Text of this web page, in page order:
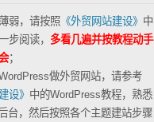
弱，请按照 《外贸网站建设》 中
步阅读， 多看几遍并按教程动手
；
做外贸网站，请参考
设》 中的WordPress教程，熟悉
台，然后按照各个主题建站步骤